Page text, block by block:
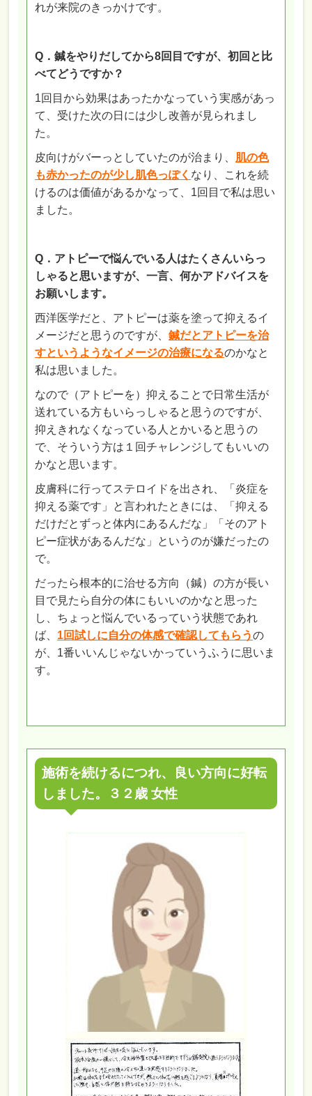
れが来院のきっかけです。
Q．鍼をやりだしてから8回目ですが、初回と比
べてどうですか？
1回目から効果はあったかなっていう実感があっ
て、 受けた次の日には少し改善が見られまし
た。
皮向けがバーっとしていたのが治まり、 肌の色
も赤かったのが少し肌色っぽく なり、これを続
けるのは価値があるかなって、 1回目で私は思い
ました。
Q．アトピーで悩んでいる人はたくさんいらっ
しゃると思いますが、一言、何かアドバイスを
お願いします。
西洋医学だと、アトピーは薬を塗って抑えるイ
メージだと思うのですが、鍼だとアトピーを治
すというようなイメージの治療になるのかなと
私は思いました。
なので（アトピーを）抑えることで日常生活が
送れている方もいらっしゃると思うのですが、
抑えきれなくなっている人とかいると思うの
で、そういう方は１回チャレンジしてもいいの
かなと思います。
皮膚科に行ってステロイドを出され、「炎症を
抑える薬です」と言われたときには、「抑える
だけだとずっと体内にあるんだな」「そのアト
ピー症状があるんだな」というのが嫌だったの
で。
だったら根本的に治せる方向（鍼）の方が長い
目で見たら自分の体にもいいのかなと思った
し、 ちょっと悩んでいるっていう状態であれ
ば、 1回試しに自分の体感で確認してもらうの
が、1番いいんじゃないかっていうふうに思いま
す。
施術を続けるにつれ、良い方向に好転
しました。３２歳 女性